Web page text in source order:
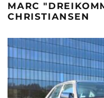
MARC
CHRISTIANSEN